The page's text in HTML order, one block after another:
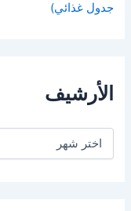
جدول غذائي)
الأرشيف